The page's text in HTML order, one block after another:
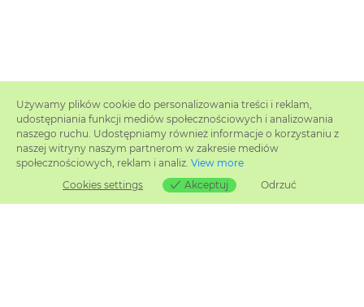
Używamy plików cookie do personalizowania treści i reklam,
udostępniania funkcji mediów społecznościowych i analizowania
naszego ruchu. Udostępniamy również informacje o korzystaniu z
naszej witryny naszym partnerom w zakresie mediów
społecznościowych, reklam i analiz. View more
Cookies settings
Akceptuj Odrzuć